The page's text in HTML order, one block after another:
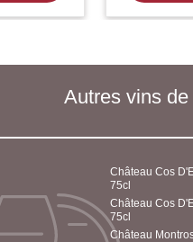
Autres vins
Château Cos
75cl
Château Cos
75cl
Château